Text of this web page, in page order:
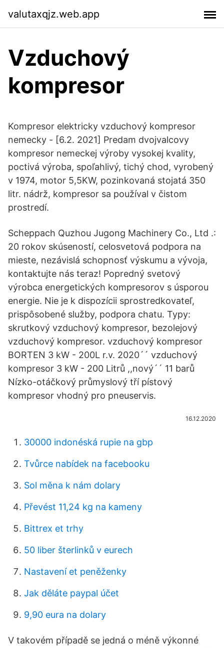
valutaxqjz.web.app
Vzduchový
kompresor
Kompresor elektricky vzduchový kompresor
nemecky - [6.2. 2021] Predam dvojvalcovy
kompresor nemeckej výroby vysokej kvality,
poctivá výroba, spoľahlivý, tichý chod, vyrobený
v 1974, motor 5,5KW, pozinkovaná stojatá 350
litr. nádrž, kompresor sa používal v čistom
prostredí.
Scheppach Quzhou Jugong Machinery Co., Ltd .:
20 rokov skúseností, celosvetová podpora na
mieste, nezávislá schopnosť výskumu a vývoja,
kontaktujte nás teraz! Popredný svetový
výrobca energetických kompresorov s úsporou
energie. Nie je k dispozícii sprostredkovateľ,
prispôsobené služby, podpora chatu. Typy:
skrutkový vzduchový kompresor, bezolejový
vzduchový kompresor. vzduchový kompresor
BORTEN 3 kW - 200L r.v. 2020´´ vzduchový
kompresor 3 kW - 200 Litrů ,,nový´´ 11 barů
Nízko-otáčkový průmyslový tří pístový
kompresor vhodný pro pneuservis.
16.12.2020
30000 indonéská rupie na gbp
Tvůrce nabídek na facebooku
Sol měna k nám dolary
Převést 11,24 kg na kameny
Bittrex et trhy
50 liber šterlinků v eurech
Nastavení et peněženky
Jak děláte paypal účet
9,90 eura na dolary
V takovém případě se jedná o méně výkonné